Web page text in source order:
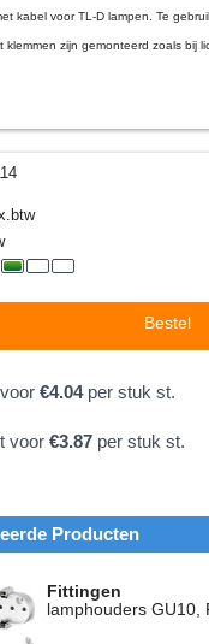
kabel voor TL-D lampen. Te
klemmen zijn gemonteerd zoals bij
Bestel
€4.04per stuk st.
voor €3.87 per stuk st.
Producten
Fittingen
lamphouders GU10,